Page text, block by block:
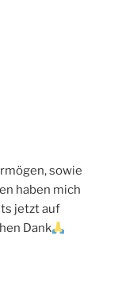
sowie
haben mich
jetzt auf
Dank